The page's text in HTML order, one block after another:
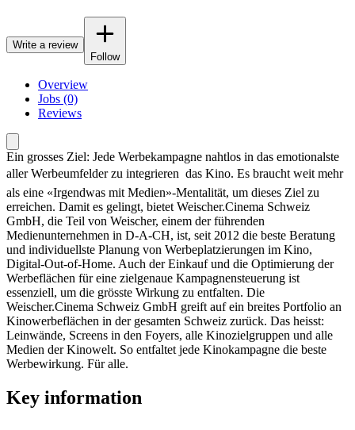
Write a review
Follow
Overview
Jobs (0)
Reviews
Ein grosses Ziel: Jede Werbekampagne nahtlos in das emotionalste
aller Werbeumfelder zu integrieren  das Kino. Es braucht weit mehr
als eine «Irgendwas mit Medien»-Mentalität, um dieses Ziel zu
erreichen. Damit es gelingt, bietet Weischer.Cinema Schweiz
GmbH, die Teil von Weischer, einem der führenden
Medienunternehmen in D-A-CH, ist, seit 2012 die beste Beratung
und individuellste Planung von Werbeplatzierungen im Kino,
Digital-Out-of-Home. Auch der Einkauf und die Optimierung der
Werbeflächen für eine zielgenaue Kampagnensteuerung ist
essenziell, um die grösste Wirkung zu entfalten. Die
Weischer.Cinema Schweiz GmbH greift auf ein breites Portfolio an
Kinowerbeflächen in der gesamten Schweiz zurück. Das heisst:
Leinwände, Screens in den Foyers, alle Kinozielgruppen und alle
Medien der Kinowelt. So entfaltet jede Kinokampagne die beste
Werbewirkung. Für alle.
Key information